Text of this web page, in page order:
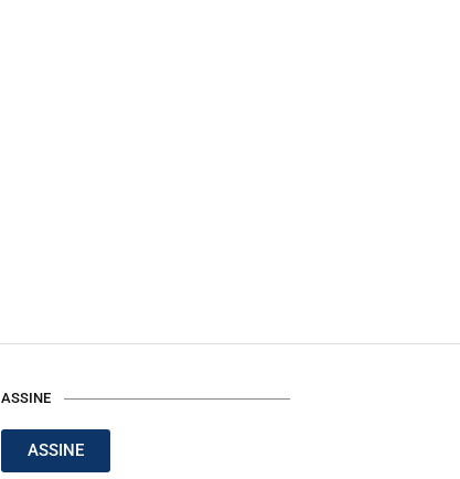
ASSINE
ASSINE